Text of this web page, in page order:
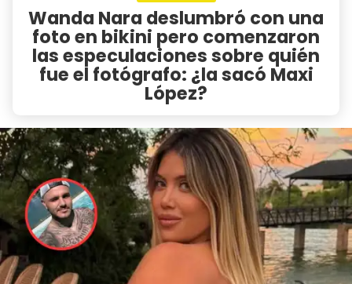
Wanda Nara deslumbró con una
foto en bikini pero comenzaron
las especulaciones sobre quién
fue el fotógrafo: ¿la sacó Maxi
López?